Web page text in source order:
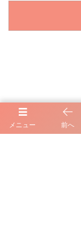
メニュー 前へ